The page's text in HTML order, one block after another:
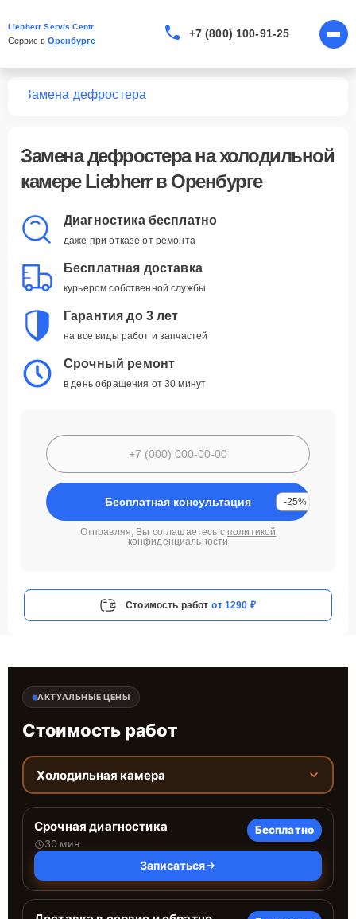
Liebherr Servis Centr
Сервис в Оренбурге
+7 (800) 100-91-25
Замена дефростера
Замена дефростерана холодильной
камере Liebherr в Оренбурге
Диагностика бесплатно
даже при отказе от ремонта
Бесплатная доставка
курьером собственной службы
Гарантия до 3 лет
на все виды работ и запчастей
Срочный ремонт
в день обращения от 30 минут
Бесплатная консультация -25%
Отправляя, Вы соглашаетесь с политикой
конфиденциальности
Стоимость работ от 1290 ₽
АКТУАЛЬНЫЕ ЦЕНЫ
Стоимость работ
Холодильная камера
Срочная диагностика
30 мин
Бесплатно
Записаться